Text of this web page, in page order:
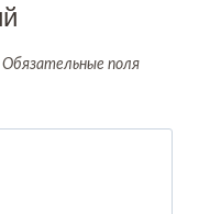
Обязательные поля